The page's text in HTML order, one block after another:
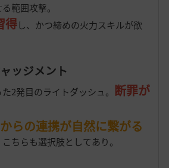
範囲攻撃。
得し、かつ締めの火力スキルが欲
ッジメント
2発目のライトダッシュ。 断罪が
らの連携が自然に繋がる
ちらも選択肢としてあり。